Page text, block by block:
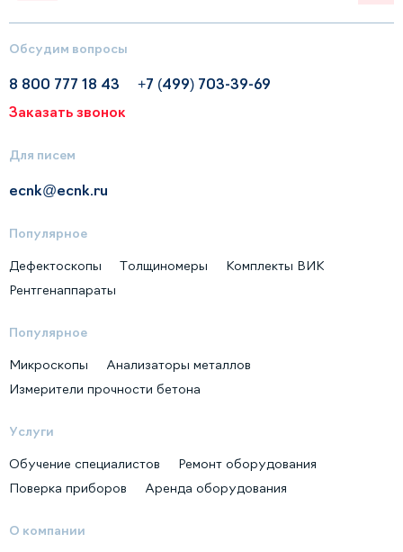
Обсудим вопросы
8 800 777 18 43
+7 (499) 703-39-69
Заказать звонок
Для писем
ecnk@ecnk.ru
Популярное
Дефектоскопы Толщиномеры
Комплекты ВИК
Рентгенаппараты
Популярное
Микроскопы
Анализаторы металлов
Измерители прочности бетона
Услуги
Обучение специалистов
Ремонт оборудования
Поверка приборов
Аренда оборудования
О компании